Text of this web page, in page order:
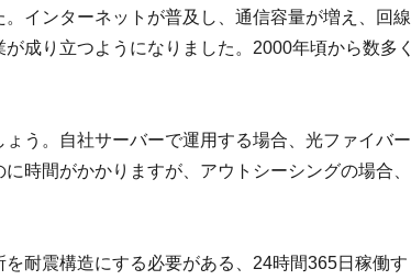
インターネットが普及し、通信容量が増え、回線
成り立つようになりました。2000年頃から数多く
う。自社サーバーで運用する場合、光ファイバー
時間がかかりますが、アウトシーシングの場合、
耐震構造にする必要がある、24時間365日稼働す